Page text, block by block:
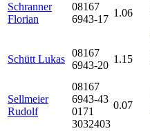
Schranner
Florian
08167
6943-17
1.06
Schütt Lukas
08167
6943-20
1.15
Sellmeier
Rudolf
08167
6943-43
0171
3032403
0.07